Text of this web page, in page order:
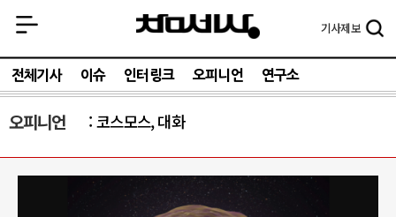
기사제보
전체기사 이슈 인터링크 오피니언 연구소
오피니언 코스모스, 대화